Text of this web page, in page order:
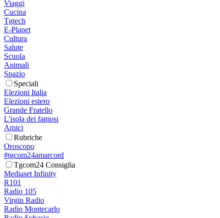
Viaggi
Cucina
Tgtech
E-Planet
Cultura
Salute
Scuola
Animali
Spazio
Speciali
Elezioni Italia
Elezioni estero
Grande Fratello
L'isola dei famosi
Amici
Rubriche
Oroscopo
#tgcom24amarcord
Tgcom24 Consiglia
Mediaset Infinity
R101
Radio 105
Virgin Radio
Radio Montecarlo